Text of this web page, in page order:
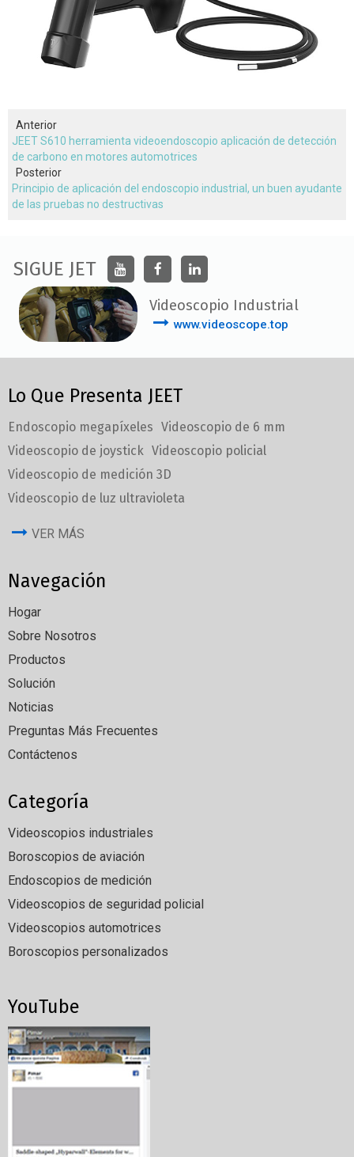
Anterior
JEET S610 herramienta videoendoscopio aplicación de detección
de carbono en motores automotrices
Posterior
Principio de aplicación del endoscopio industrial, un buen ayudante
de las pruebas no destructivas
SIGUE JET
Videoscopio Industrial
www.videoscope.top
Lo Que Presenta JEET
Endoscopio megapíxeles Videoscopio de 6 mm
Videoscopio de joystick Videoscopio policial
Videoscopio de medición 3D
Videoscopio de luz ultravioleta
VER MÁS
Navegación
Hogar
Sobre Nosotros
Productos
Solución
Noticias
Preguntas Más Frecuentes
Contáctenos
Categoría
Videoscopios industriales
Boroscopios de aviación
Endoscopios de medición
Videoscopios de seguridad policial
Videoscopios automotrices
Boroscopios personalizados
YouTube